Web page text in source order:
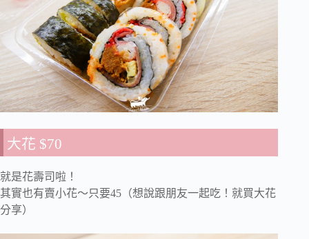
大花 $70
就是花壽司啦！
其實也有賣小花～只要45（想說跟朋友一起吃！就買大花
分享）